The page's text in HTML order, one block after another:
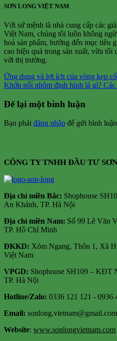
SƠN LONG VIỆT NAM
Với sứ mệnh là nhà cung cấp các
Việt Nam, chúng tôi luôn không
hoá sản phẩm, hướng đến mục tiêu
cao hiệu quả trong sản xuất, vừa tối
với thị trường.
Ứng dụng và lợi ích của vòng kẹp
Khớp nối nhôm định hình là gì?
Để lại một bình luận
Bạn phải đăng nhập để gửi bình
CÔNG TY TNHH ĐẦU TƯ
Địa chỉ miền Bắc: Shophouse
An Khánh, TP. Hà Nội
Địa chỉ miền Nam: Số 99 Lê Văn
TP. Hồ Chí Minh
ĐKKD: Xóm Ngang, Thôn 1, Xã
Việt Nam
VPGD: Shophouse SH109 – KĐT
TP. Hà Nội
Hotline/Zalo: 0336 121 121 - 0936
Email: sonlong.vietnam@gmail.com
Website: www.sonlongvietnam.com